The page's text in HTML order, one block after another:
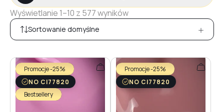
Wyświetlanie 1–10 z 577 wyników
Sortowanie domyślne
Promocje -25%
NO CI77820
Bestsellery
Promocje -25%
NO CI77820